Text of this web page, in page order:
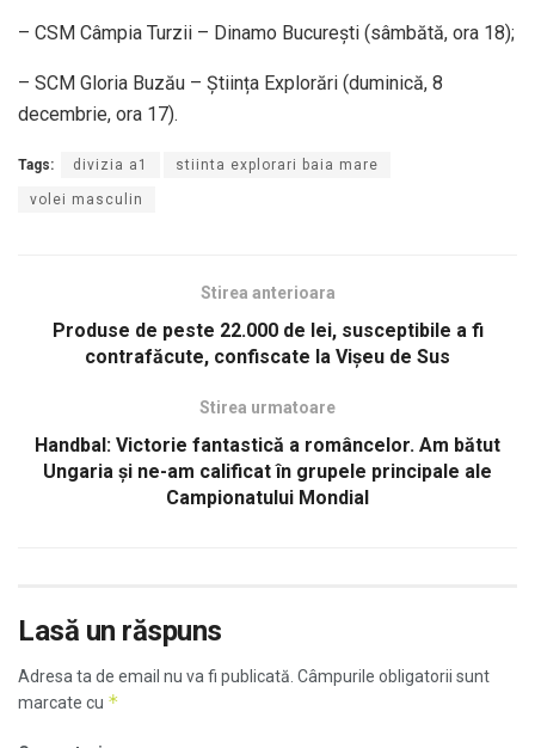
– CSM Câmpia Turzii – Dinamo București (sâmbătă, ora 18);
– SCM Gloria Buzău – Știința Explorări (duminică, 8
decembrie, ora 17).
Tags: divizia a1 stiinta explorari baia mare
volei masculin
Stirea anterioara
Produse de peste 22.000 de lei, susceptibile a fi
contrafăcute, confiscate la Vişeu de Sus
Stirea urmatoare
Handbal: Victorie fantastică a româncelor. Am bătut
Ungaria și ne-am calificat în grupele principale ale
Campionatului Mondial
Lasă un răspuns
Adresa ta de email nu va fi publicată. Câmpurile obligatorii sunt
marcate cu *